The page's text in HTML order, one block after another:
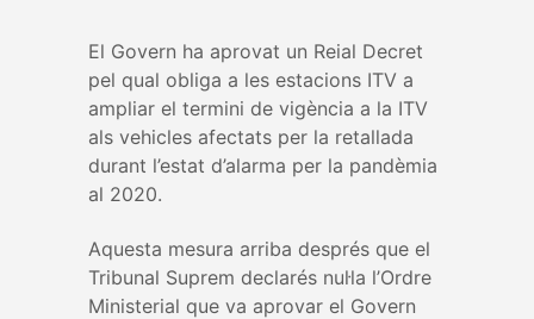
El Govern ha aprovat un Reial Decret
pel qual obliga a les estacions ITV a
ampliar el termini de vigència a la ITV
als vehicles afectats per la retallada
durant l’estat d’alarma per la pandèmia
al 2020.
Aquesta mesura arriba després que el
Tribunal Suprem declarés nul·la l’Ordre
Ministerial que va aprovar el Govern